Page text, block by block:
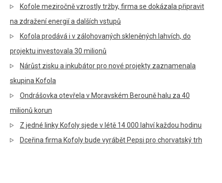
Kofole meziročně vzrostly tržby, firma se dokázala připravit
na zdražení energií a dalších vstupů
Kofola prodává i v zálohovaných skleněných lahvích, do
projektu investovala 30 milionů
Nárůst zisku a inkubátor pro nové projekty zaznamenala
skupina Kofola
Ondrášovka otevřela v Moravském Berouně halu za 40
milionů korun
Z jedné linky Kofoly sjede v létě 14 000 lahví každou hodinu
Dceřina firma Kofoly bude vyrábět Pepsi pro chorvatský trh